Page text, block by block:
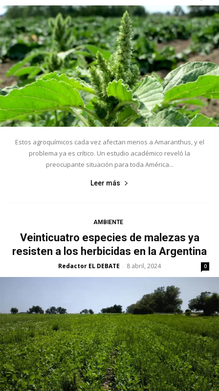
Estos agroquímicos cada vez afectan menos a Amaranthus, y el
problema ya es crítico. Un estudio académico reveló la
preocupante situación para toda América...
Leer más
AMBIENTE
Veinticuatro especies de malezas ya
resisten a los herbicidas en la Argentina
Redactor EL DEBATE - 8 abril, 2024 0